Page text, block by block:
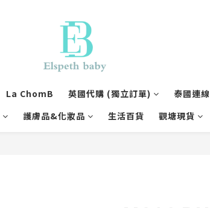
La ChomB 英國代購 (獨立訂單) 泰國連
護膚品&化妝品 生活百貨 觀塘現貨